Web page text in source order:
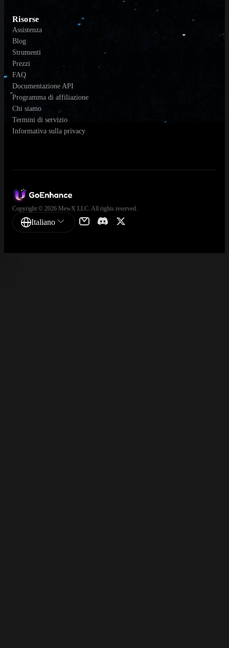
Risorse
Assistenza
Blog
Strumenti
Prezzi
FAQ
Documentazione API
Programma di affiliazione
Chi siamo
Termini di servizio
Informativa sulla privacy
Copyright © 2026 MewX LLC. All rights reserved.
Italiano